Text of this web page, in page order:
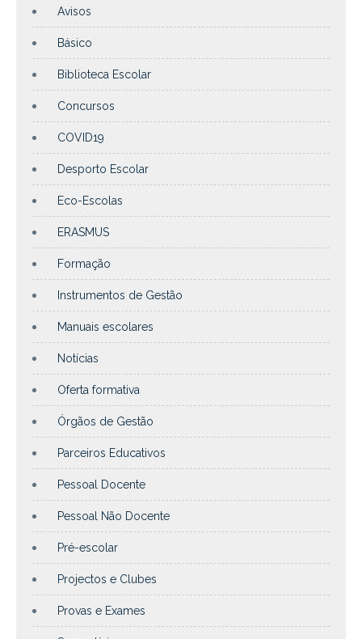
Avisos
Básico
Biblioteca Escolar
Concursos
COVID19
Desporto Escolar
Eco-Escolas
ERASMUS
Formação
Instrumentos de Gestão
Manuais escolares
Notícias
Oferta formativa
Órgãos de Gestão
Parceiros Educativos
Pessoal Docente
Pessoal Não Docente
Pré-escolar
Projectos e Clubes
Provas e Exames